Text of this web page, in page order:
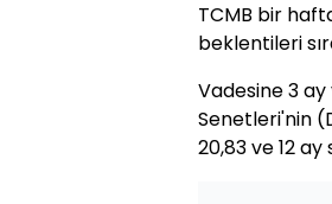
TCMB bir
beklentileri
Vadesine 3
Senetleri'nin
20,83 ve 12 ay